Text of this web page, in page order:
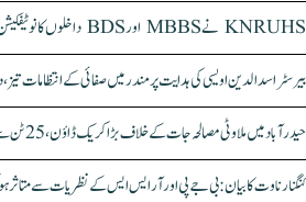
KNRUHS نے MBBS اور BDS داخلوں کا نوٹیفکیشن جاری کر دیا
بیرسٹر اسدالدین اویسی کی ہدایت پر مندر میں صفائی کے انتظامات
حیدرآباد میں ملاوٹی مصالحہ جات کے خلاف بڑا کریک ڈاؤن، 25 ٹن سے زائد مصالحے ضبط، 3 گرفتار
کنگنا رناوت کا بیان: بی جے پی اور آر ایس ایس کے نظریات سے متاثر